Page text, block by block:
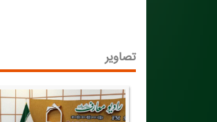
تصاویر